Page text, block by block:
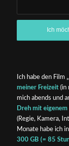
Ich habe den Film
meiner Freizeit(in
mich abends und
Dreh mit eigenem
(Regie, Kamera,
Monate habe ich
300 GB (= 85